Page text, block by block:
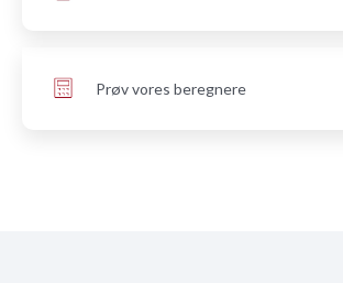
Prøv vores beregnere